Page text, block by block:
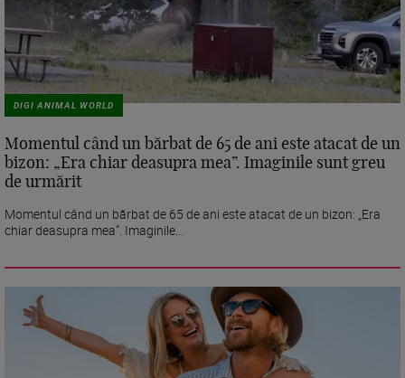
DIGI ANIMAL WORLD
Momentul când un bărbat de 65 de ani este atacat de un
bizon: „Era chiar deasupra mea”. Imaginile sunt greu
de urmărit
Momentul când un bărbat de 65 de ani este atacat de un bizon: „Era
chiar deasupra mea”. Imaginile...